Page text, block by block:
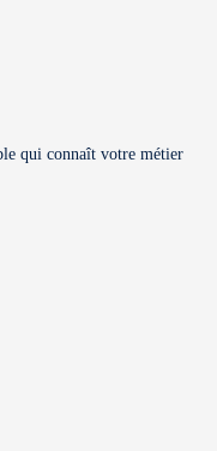
qui connaît votre métier